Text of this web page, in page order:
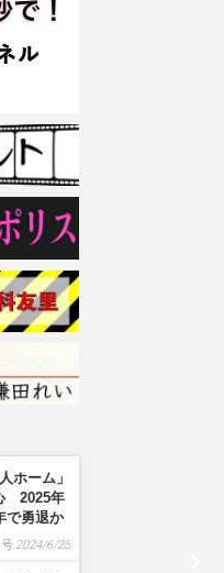
ホーム」
2025年
で勇退か
2024/6/25